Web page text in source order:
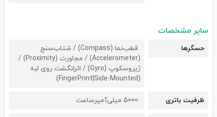
سایر مشخصات
حسگرها
قطب‌نما (Compass) / شتاب‌سنج
(Accelerometer) / مجاورت (Proximity) /
ژیروسکوپ (Gyro) / اثرانگشت روی لبه
(FingerPrint|Side-Mounted)
ظرفیت باتری 5000 میلی‌آمپرساعت